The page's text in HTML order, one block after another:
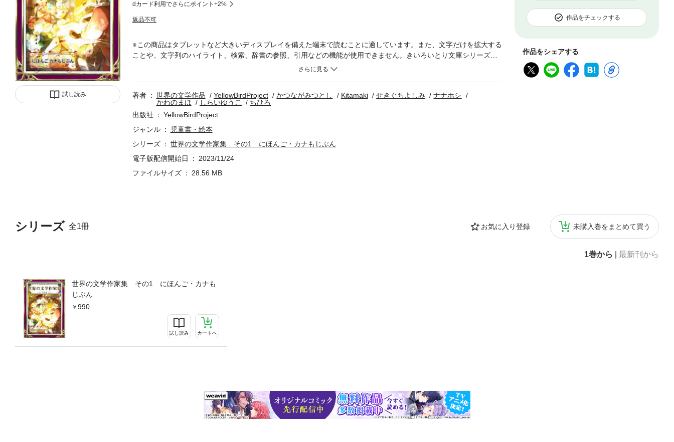
試し読み
dカード利用でさらにポイント+2%
返品不可 作品をチェックする
作品をシェアする
シリーズ 全1冊 お気に入り登録 未購入巻をまとめて買う
1巻から 最新刊から
世界の文学作家集 その1 にほんご・カナも
じぶん
990
試し読み カートへ
※この商品はタブレットなど大きいディスプレイを備えた端末で読むことに適しています。また、文字だけを拡大する
ことや、文字列のハイライト、検索、辞書の参照、引用などの機能が使用できません。きいろいとり文庫シリーズ作
品集、世界の文学作家集1の収録作品：「1・不思議の国のアリス」「2・ピノキオ」「3・クリスマスキャロル」
著者 世界の文学作品 YellowBirdProject かつながみつとし Kitamaki せきぐちよしみ
ナナホシ
かわのまほ
しらいゆうこ
ちひろ
出版社
YellowBirdProject
ジャンル
児童書・絵本
シリーズ
世界の文学作家集 その1 にほんご・カナもじぶん
電子版配信開始日
2023/11/24
ファイルサイズ
28.56 MB